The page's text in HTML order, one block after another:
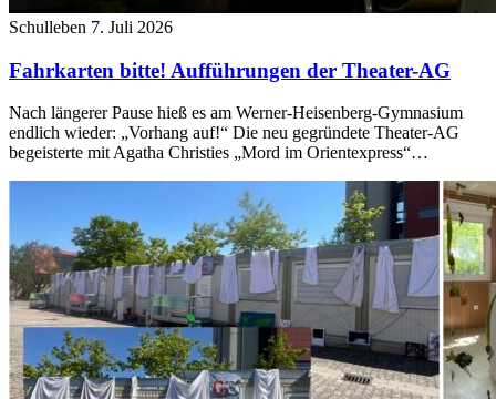
Schulleben 7. Juli 2026
Fahrkarten bitte! Aufführungen der Theater-AG
Nach längerer Pause hieß es am Werner-Heisenberg-Gymnasium
endlich wieder: „Vorhang auf!“ Die neu gegründete Theater-AG
begeisterte mit Agatha Christies „Mord im Orientexpress“…